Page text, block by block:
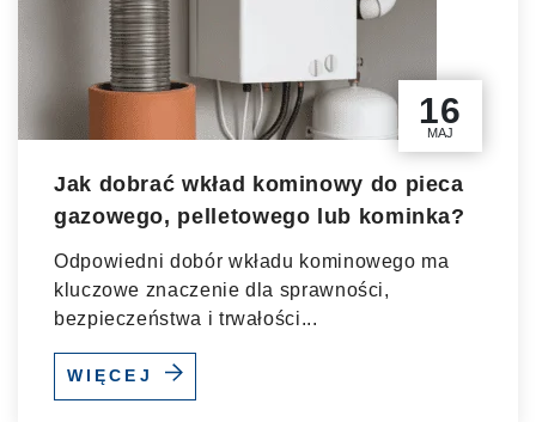
16
MAJ
Jak dobrać wkład kominowy do pieca
gazowego, pelletowego lub kominka?
Odpowiedni dobór wkładu kominowego ma
kluczowe znaczenie dla sprawności,
bezpieczeństwa i trwałości...
WIĘCEJ